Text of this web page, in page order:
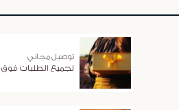
توصيل مجاني
لجميع الطلبات فوق 249